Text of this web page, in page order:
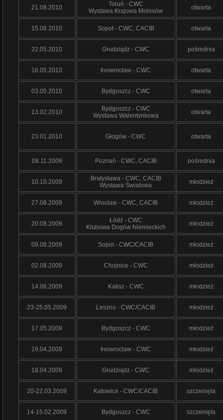
21.08.2010
Toruń - CWC
Wystawa Krajowa Molosów
otwarta
15.08.2010 Sopot - CWC, CACIB otwarta
22.05.2010 Grudziądz - CWC pośrednia
16.05.2010 Inowrocław - CWC otwarta
03.05.2010 Bydgoszcz - CWC otwarta
13.02.2010
Bydgoszcz - CWC
Wystawa Walentynkowa
otwarta
23.01.2010 Głogów - CWC otwarta
08.11.2009 Poznań - CWC, CACIB pośrednia
10.10.2009
Bratysława - CWC, CACIB
Wystawa Światowa
młodzież
27.08.2009 Wrocław - CWC, CACIB młodzież
20.08.2009
Łódź - CWC
Klubowa Dogów Niemieckich
młodzież
09.08.2009 Sopot - CWC/CACIB młodzież
02.08.2009 Chojnice - CWC młodzież
14.06.2009 Kalisz - CWC młodzież
23-25.05.2009 Leszno - CWC/CACIB młodzież
17.05.2009 Bydgoszcz - CWC młodzież
19.04.2009 Inowrocław - CWC młodzież
18.04.2009 Grudziądz - CWC młodzież
20-22.03.2009 Katowice - CWC/CACIB szczenięta
14-15.02.2009 Bydgoszcz - CWC szczenięta